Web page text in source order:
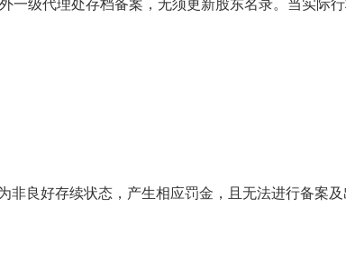
良好存续状态，产生相应罚金，且无法进行备案及